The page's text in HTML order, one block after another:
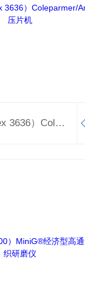
XP-400(原spex 3636）Coleparmer/Antylia 压片机